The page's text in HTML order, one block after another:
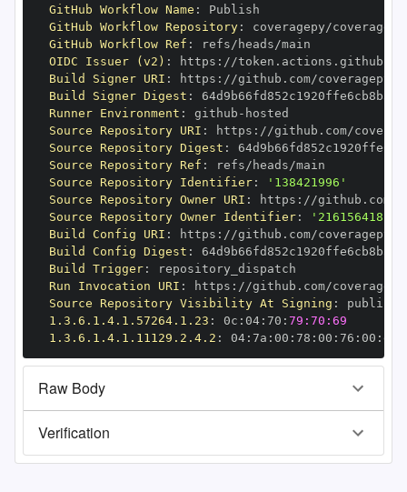
GitHub Workflow Name :
GitHub Workflow Repository:
GitHub Workflow Ref :
OIDC Issuer (v2) : https :
Build Signer URI : https :
Build Signer Digest :
Runner Environment : github -
Source Repository URI : https :
Source Repository Digest :
Source Repository Ref :
Source Repository Identifier:
'138421996'
Source Repository Owner URI : https :
Source Repository Owner Identifier:
'216156418'
Build Config URI : https :
Build Config Digest :
Build Trigger:
Run Invocation URI : https :
Source Repository Visibility At Signing :
1.3.6.1.4.1.57264.1.23 : 0c : 04: 70 : 79:70:69
1.3.6.1.4.1.11129.2.4.2 : 04: 7a : 00 : 78 : 00 : 76 : 00 : dd
Raw Body
Verification